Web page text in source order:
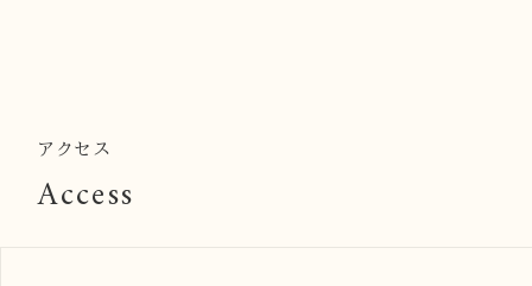
アクセス
Access